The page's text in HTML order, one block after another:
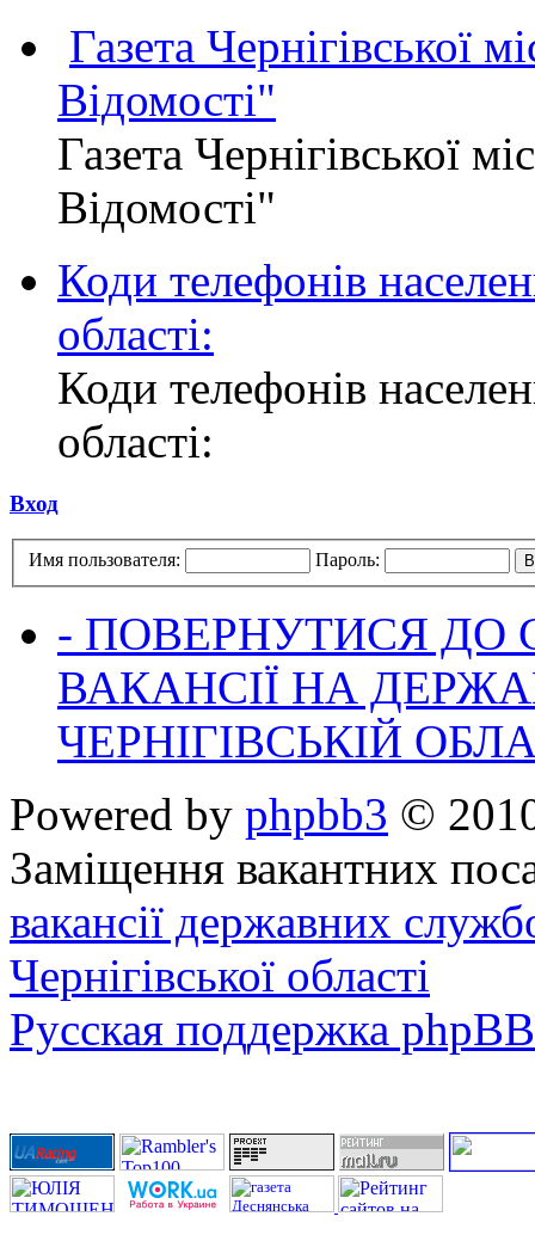
Газета Чернігівської
Відомості"
Газета Чернігівської
Відомості"
Коди телефонів
області:
Коди телефонів
області:
Вход
Имя пользователя: Пароль:
- ПОВЕРНУТИСЯ ДО
ВАКАНСІЇ НА
ЧЕРНІГІВСЬКІЙ
Powered by phpbb3 ©
Заміщення вакантних
вакансії державних
Чернігівської області
Русская поддержка phpBB